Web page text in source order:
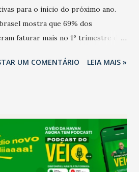
para o início do próximo ano.
mostra que 69% dos
faturar mais no 1º trimestre de
deste ano, 56% também
de ano e pelo pagamento do 13º
maior de trabalhadores, já que o
desemprego dos anos recentes.
em novembro de 2025, 40% dos
UM COMENTÁRIO LEIA MAIS »